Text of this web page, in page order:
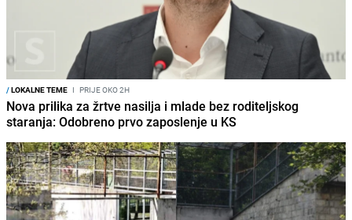
/LOKALNE TEME I PRIJE OKO 2H
Nova prilika za žrtve nasilja i mlade bez roditeljskog
staranja: Odobreno prvo zaposlenje u KS